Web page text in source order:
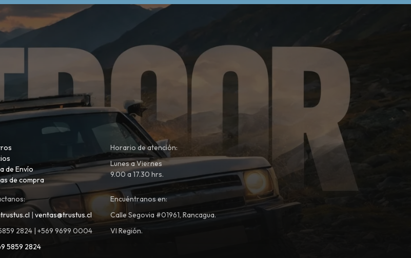
de Envío
de compra
Horario de atención:
Lunes a Viernes
9.00 a 17.30 hrs.
| ventas@trustus.cl
2824 | +569 9699 0004
5859 2824
Encuéntranos en:
Calle Segovia #01961, Rancagua.
VI Región.